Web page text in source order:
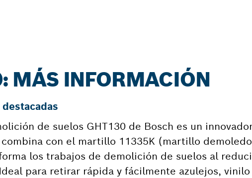
MÁS INFORMACIÓN
de suelos GHT130 de Bosch es un
con el martillo 11335K (martillo
los trabajos de demolición de suelos al
para retirar rápida y fácilmente azulejos,